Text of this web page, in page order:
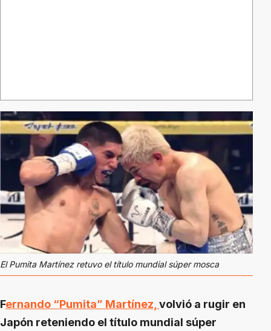
El Pumita Martínez retuvo el título mundial súper mosca
Fernando “Pumita” Martínez,volvió a rugir en
Japón reteniendo el título mundial súper